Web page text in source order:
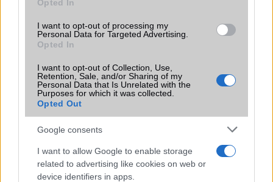
Opted In
I want to opt-out of processing my
Personal Data for Targeted Advertising.
Opted In
I want to opt-out of Collection, Use,
Retention, Sale, and/or Sharing of my
Personal Data that Is Unrelated with the
Purposes for which it was collected.
Opted Out
Google consents
I want to allow Google to enable storage
related to advertising like cookies on web or
device identifiers in apps.
sokan mégsem tudnak róla
2026.07.12| Android Central
Az Edge Panel az egyik leghasznosabb funkció, amely
jelentősen felgyorsítja a mindennapi használatot,
KAPCSOLÓDÓ HÍREK
OLED kijelzõ kerülhet az iPhone-okba!